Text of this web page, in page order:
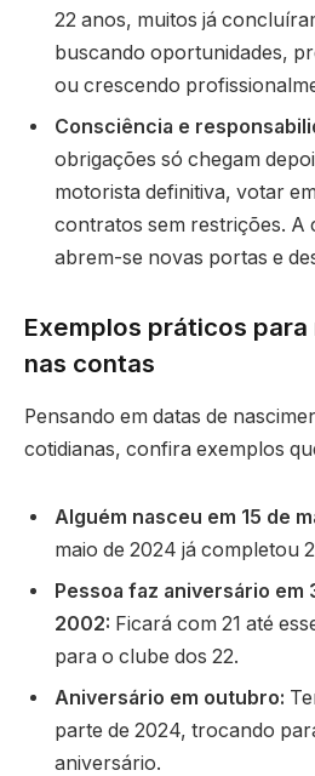
22 anos, muitos já
buscando oportunidades,
ou crescendo
Consciência e
obrigações só chegam
motorista definitiva, votar
contratos sem restrições. A
abrem-se novas portas e
Exemplos práticos para
nas contas
Pensando em datas de
cotidianas, confira exemplos
Alguém nasceu em 15 de
maio de 2024 já completou
Pessoa faz aniversário em
2002: Ficará com 21 até
para o clube dos 22.
Aniversário em outubro:
parte de 2024, trocando
aniversário.